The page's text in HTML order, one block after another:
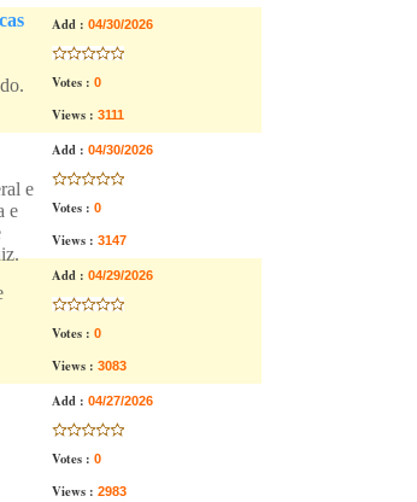
Add : 04/30/2026
Votes : 0
Views : 3111
e
e
Add : 04/30/2026
Votes : 0
Views : 3147
Add : 04/29/2026
Votes : 0
Views : 3083
Add : 04/27/2026
Votes : 0
Views : 2983